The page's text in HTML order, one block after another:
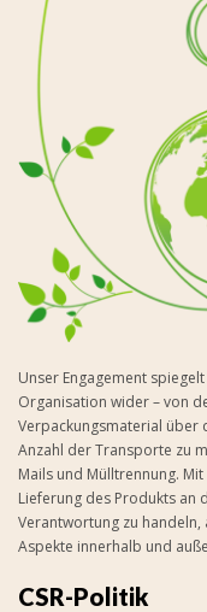
Unser Engagement
Organisation wider – von
Verpackungsmaterial über
Anzahl der Transporte zu
Mails und Mülltrennung.
Lieferung des Produkts an
Verantwortung zu handeln,
Aspekte innerhalb und
CSR-Politik